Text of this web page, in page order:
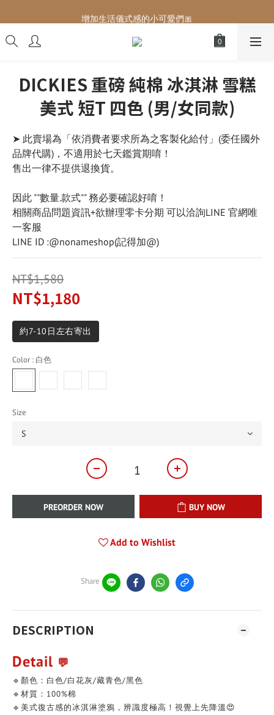
增加生活儀式感的小可愛們🎀
增加生活儀式感的小可愛們🎀
DICKIES 重磅 純棉 冰淇淋 雪糕
美式 短T 四色 (男/女同款)
➤ 此賣場為「依消費者要求所為之客製化給付」(委任國外
品牌代購)，不適用於七天鑑賞期唷！
售出一律不提供退換貨。
因此 ""數量.款式"" 務必要確認好唷！
相關商品問題資訊+欲辦理零卡分期 可以洽詢LINE 官網唯
一客服
LINE ID :@nonameshop(記得加@)
NT$1,580
NT$1,180
約7-10日左右寄出
Color : 白色
Size
PREORDER NOW BUY NOW
Add to Wishlist
Share
DESCRIPTION
Detail 💬
🔹顏色：白色/白花灰/藏青色/黑色
🔹材質：100%棉
🔹美式復古感的冰淇淋塗鴉，辨識度極高！視覺上先降溫😍